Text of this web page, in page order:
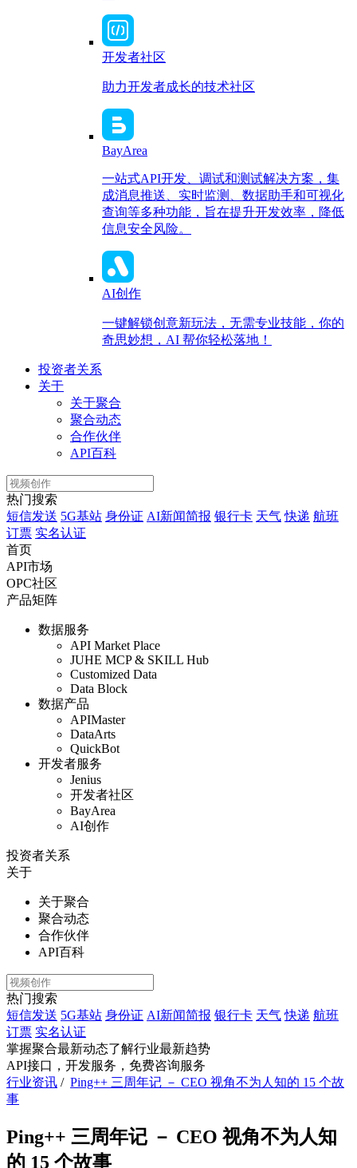
开发者社区
助力开发者成长的技术社区
BayArea
一站式API开发、调试和测试解决方案，集
成消息推送、实时监测、数据助手和可视化
查询等多种功能，旨在提升开发效率，降低
信息安全风险。
AI创作
一键解锁创意新玩法，无需专业技能，你的
奇思妙想，AI 帮你轻松落地！
投资者关系
关于
关于聚合
聚合动态
合作伙伴
API百科
热门搜索
短信发送 5G基站 身份证 AI新闻简报 银行卡 天气 快递 航班
订票 实名认证
首页
API市场
OPC社区
产品矩阵
数据服务
API Market Place
JUHE MCP & SKILL Hub
Customized Data
Data Block
数据产品
APIMaster
DataArts
QuickBot
开发者服务
Jenius
开发者社区
BayArea
AI创作
投资者关系
关于
关于聚合
聚合动态
合作伙伴
API百科
热门搜索
短信发送 5G基站 身份证 AI新闻简报 银行卡 天气 快递 航班
订票 实名认证
掌握聚合最新动态了解行业最新趋势
API接口，开发服务，免费咨询服务
行业资讯 / Ping++ 三周年记 － CEO 视角不为人知的 15 个故
事
Ping++ 三周年记 － CEO 视角不为人知
的 15 个故事